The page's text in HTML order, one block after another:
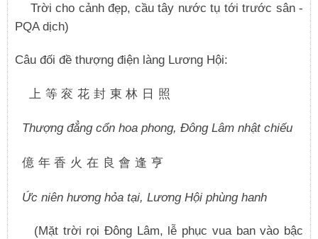
Trời cho cảnh đẹp, cầu tây nước tụ tới trước sân -
PQA dịch)
Câu đối đề thượng điện làng Lương Hội:
上等衮花封東林日照
Thượng đẳng cổn hoa phong, Đông Lâm nhật chiếu
億年香火在良會逢亨
Ức niên hương hỏa tại, Lương Hội phùng hanh
(Mặt trời rọi Đông Lâm, lễ phục vua ban vào bậc